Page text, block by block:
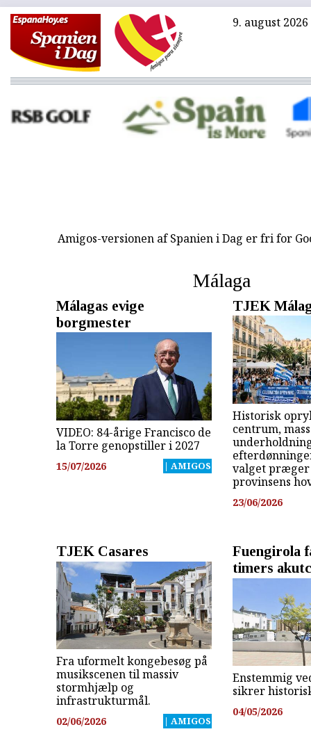
9. august 2026
Amigos-versionen af Spanien i Dag er fri for
Málaga
Málagas evige
borgmester
VIDEO: 84-årige Francisco de
la Torre genopstiller i 2027
15/07/2026 | AMIGOS
TJEK
Historisk
centrum,
valget
provinsens
23/06/2026
TJEK Casares
Fra uformelt kongebesøg på
musikscenen til massiv
stormhjælp og
infrastrukturmål.
02/06/2026 | AMIGOS
Fuengirola
timers
Enstemmig
sikrer
04/05/2026